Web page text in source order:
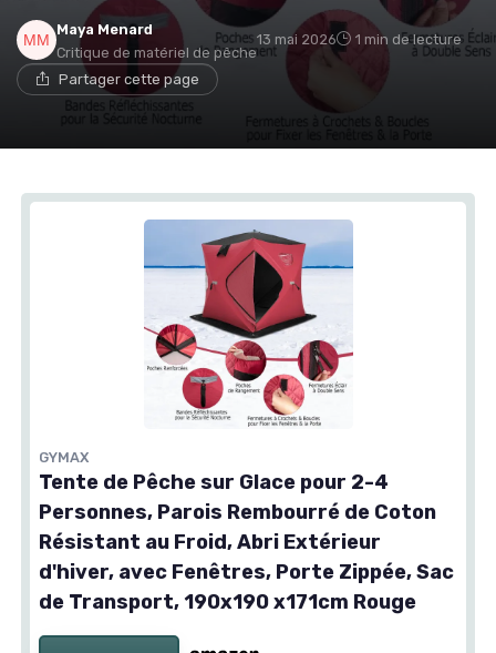
Maya Menard
Critique de matériel de pêche
13 mai 2026 1 min de lecture
Partager cette page
GYMAX
Tente de Pêche sur Glace pour 2-4
Personnes, Parois Rembourré de Coton
Résistant au Froid, Abri Extérieur
d'hiver, avec Fenêtres, Porte Zippée, Sac
de Transport, 190x190 x171cm Rouge